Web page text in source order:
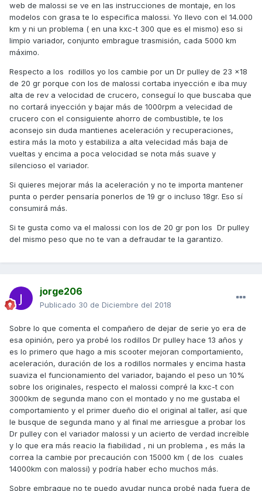
web de malossi se ve en las instrucciones de montaje, en los
modelos con grasa te lo especifica malossi. Yo llevo con el 14.000
km y ni un problema ( en una kxc-t 300 que es el mismo) eso si
limpio variador, conjunto embrague trasmisión, cada 5000 km
máximo.
Respecto a los rodillos yo los cambie por un Dr pulley de 23 x18
de 20 gr porque con los de malossi cortaba inyección e iba muy
alta de rev a velocidad de crucero, conseguí lo que buscaba que
no cortará inyección y bajar más de 1000rpm a velecidad de
crucero con el consiguiente ahorro de combustible, te los
aconsejo sin duda mantienes aceleración y recuperaciones,
estira más la moto y estabiliza a alta velecidad más baja de
vueltas y encima a poca velocidad se nota más suave y
silencioso el variador.
Si quieres mejorar más la aceleración y no te importa mantener
punta o perder pensaría ponerlos de 19 gr o incluso 18gr. Eso sí
consumirá más.
Si te gusta como va el malossi con los de 20 gr pon los Dr pulley
del mismo peso que no te van a defraudar te la garantizo.
jorge206
Publicado 30 de Diciembre del 2018
Sobre lo que comenta el compañero de dejar de serie yo era de
esa opinión, pero ya probé los rodillos Dr pulley hace 13 años y
es lo primero que hago a mis scooter mejoran comportamiento,
aceleración, duración de los a rodillos normales y encima hasta
suaviza el funcionamiento del variador, bajando el peso un 10%
sobre los originales, respecto el malossi compré la kxc-t con
3000km de segunda mano con el montado y no me gustaba el
comportamiento y el primer dueño dio el original al taller, así que
le busque de segunda mano y al final me arriesgue a probar los
Dr pulley con el variador malossi y un acierto de verdad increíble
y lo que era más reacio la fiabilidad , ni un problema , es más la
correa la cambie por precaución con 15000 km ( de los cuales
14000km con malossi) y podría haber echo muchos más.
Sobre embrague no te puedo ayudar nunca probé nada fuera de